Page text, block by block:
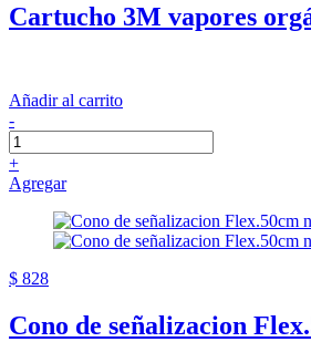
Cartucho 3M vapores
Añadir al carrito
-
+
Agregar
$ 828
Cono de señalizacion